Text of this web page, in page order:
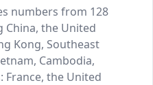
numbers from 128
the United
Kong, Southeast
Cambodia,
France, the United